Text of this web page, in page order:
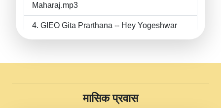
Maharaj.mp3
GIEO Gita Prarthana -- Hey Yogeshwar
II Swami Gyananand Ji Maharaj.mp3
JINU SATGURU AAP BULAVE by Rasik
​मासिक प्रवास